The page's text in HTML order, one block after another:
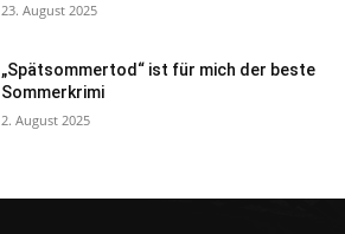
23. August 2025
„Spätsommertod“ ist für mich der beste
Sommerkrimi
2. August 2025